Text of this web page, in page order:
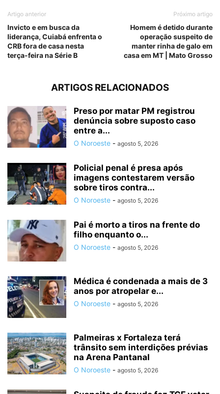
Artigo anterior
Invicto e em busca da
liderança, Cuiabá enfrenta o
CRB fora de casa nesta
terça-feira na Série B
Próximo artigo
Homem é detido durante
operação suspeito de
manter rinha de galo em
casa em MT | Mato Grosso
ARTIGOS RELACIONADOS
Preso por matar PM registrou
denúncia sobre suposto caso
entre a...
O Noroeste - agosto 5, 2026
Policial penal é presa após
imagens contestarem versão
sobre tiros contra...
O Noroeste - agosto 5, 2026
Pai é morto a tiros na frente do
filho enquanto o...
O Noroeste - agosto 5, 2026
Médica é condenada a mais de 3
anos por atropelar e...
O Noroeste - agosto 5, 2026
Palmeiras x Fortaleza terá
trânsito sem interdições prévias
na Arena Pantanal
O Noroeste - agosto 5, 2026